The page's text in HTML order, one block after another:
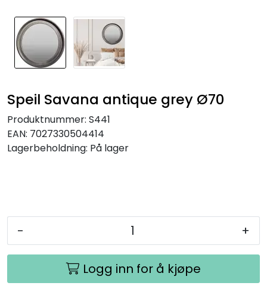
Speil Savana antique grey Ø70
Produktnummer: S441
EAN: 7027330504414
Lagerbeholdning: På lager
- +
Logg inn for å kjøpe